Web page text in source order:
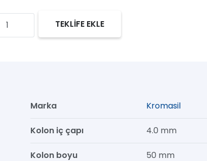
Kromasil
TEKLİFE EKLE
Marka Kromasil
Kolon iç çapı 4.0 mm
Kolon boyu 50 mm